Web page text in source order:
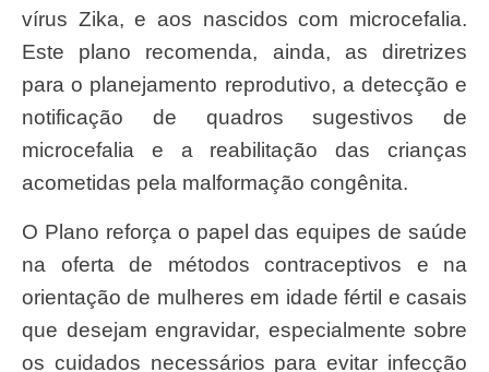
vírus Zika, e aos nascidos com microcefalia.
Este plano recomenda, ainda, as diretrizes
para o planejamento reprodutivo, a detecção e
notificação de quadros sugestivos de
microcefalia e a reabilitação das crianças
acometidas pela malformação congênita.
O Plano reforça o papel das equipes de saúde
na oferta de métodos contraceptivos e na
orientação de mulheres em idade fértil e casais
que desejam engravidar, especialmente sobre
os cuidados necessários para evitar infecção